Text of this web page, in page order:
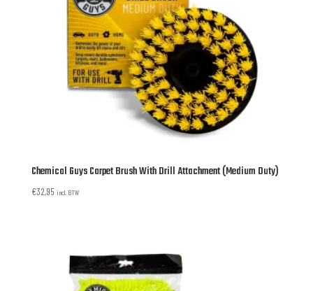
Chemical Guys Carpet Brush With Drill Attachment (Medium Duty)
€32,95 incl. BTW